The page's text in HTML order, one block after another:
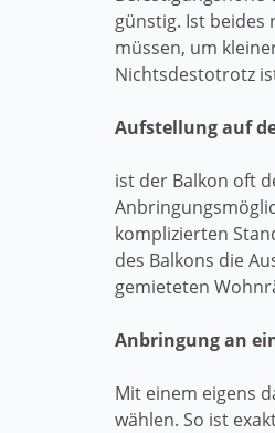
günstig. Ist beides
müssen, um
Nichtsdestotrotz
Aufstellung auf
ist der Balkon oft
komplizierten
des Balkons die
gemieteten
Anbringung an
Mit einem eigens
wählen. So ist